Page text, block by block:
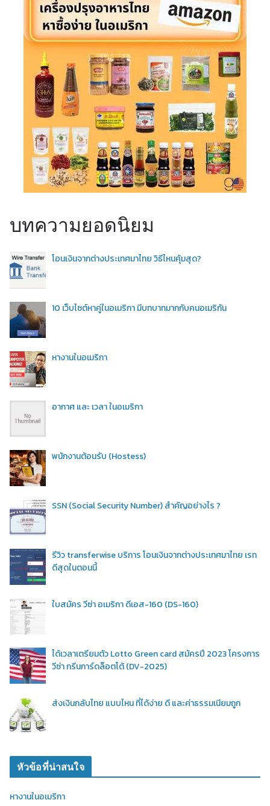
บทความยอดนิยม
โอนเงินจากต่างประเทศมาไทย วิธีไหนคุ้มสุด?
10 เว็บไซต์หาคู่ในอเมริกา มีบทบาทมากกับคนอเมริกัน
หางานในอเมริกา
อากาศ และ เวลา ในอเมริกา
พนักงานต้อนรับ (Hostess)
SSN (Social Security Number) สำคัญอย่างไร ?
รีวิว transferwise บริการ โอนเงินจากต่างประเทศมาไทย เรท
ดีสุดในตอนนี้
ใบสมัคร วีซ่า อเมริกา ดีเอส-160 (DS-160)
ได้เวลาเตรียมตัว Lotto Green card สมัครปี 2023 โครงการ
วีซ่า กรีนการ์ดล็อตโต้ (DV-2025)
ส่งเงินกลับไทย แบบไหน ที่ได้ง่าย ดี และค่าธรรมเนียมถูก
หัวข้อที่น่าสนใจ
หางานในอเมริกา